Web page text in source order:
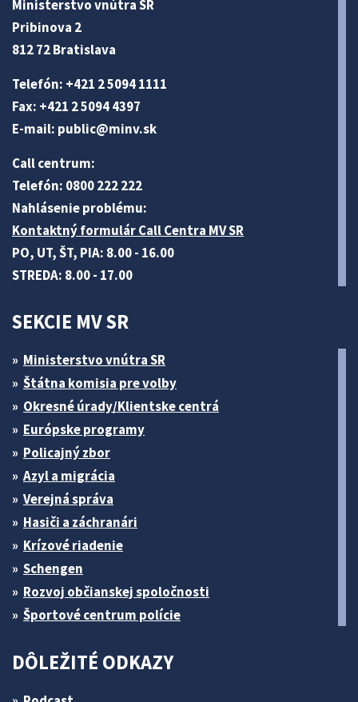
Ministerstvo vnútra SR
Pribinova 2
812 72 Bratislava
Telefón: +421 2 5094 1111
Fax: +421 2 5094 4397
E-mail: public@minv.sk
Call centrum:
Telefón: 0800 222 222
Nahlásenie problému:
Kontaktný formulár Call Centra MV SR
PO, UT, ŠT, PIA: 8.00 - 16.00
STREDA: 8.00 - 17.00
SEKCIE MV SR
Ministerstvo vnútra SR
Štátna komisia pre volby
Okresné úrady/Klientske centrá
Európske programy
Policajný zbor
Azyl a migrácia
Verejná správa
Hasiči a záchranári
Krízové riadenie
Schengen
Rozvoj občianskej spoločnosti
Športové centrum polície
DÔLEŽITÉ ODKAZY